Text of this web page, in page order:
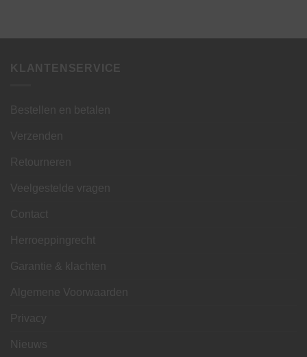
KLANTENSERVICE
Bestellen en betalen
Verzenden
Retourneren
Veelgestelde vragen
Contact
Herroeppingrecht
Garantie & klachten
Algemene Voorwaarden
Privacy
Nieuws